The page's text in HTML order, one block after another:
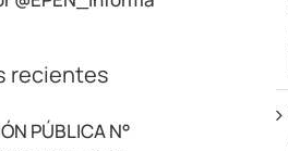
recientes
PÚBLICA N°